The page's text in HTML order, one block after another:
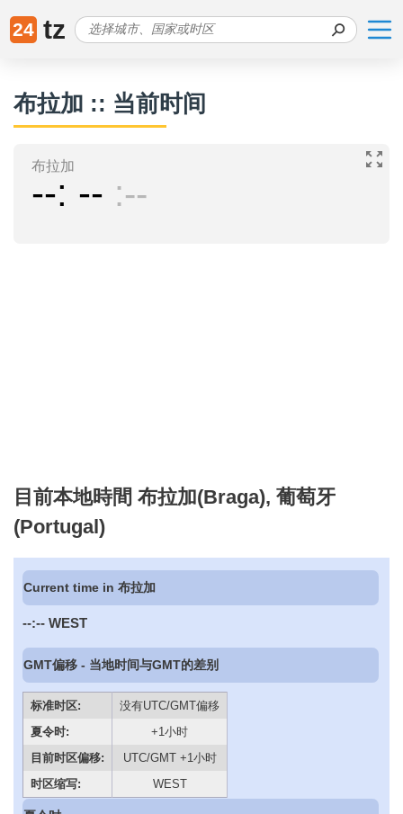
24 tz
布拉加 :: 当前时间
布拉加
-- -- --
目前本地時間 布拉加(Braga), 葡萄牙
(Portugal)
Current time in 布拉加
--:-- WEST
GMT偏移 - 当地时间与GMT的差别
标准时区:
没有UTC/GMT偏移
夏令时:
+1小时
目前时区偏移:
UTC/GMT +1小时
时区缩写:
WEST